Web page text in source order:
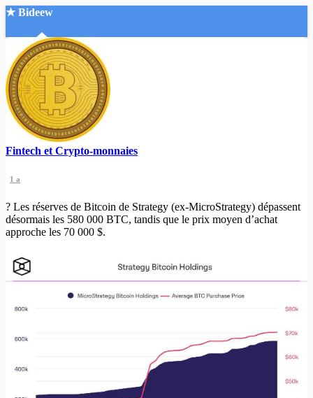
★ Bideew
Accueil
Recherche Avancée
Créer un compte
Mode nuit
Fintech et Crypto-monnaies
1 a
? Les réserves de Bitcoin de Strategy (ex-MicroStrategy) dépassent
désormais les 580 000 BTC, tandis que le prix moyen d’achat
approche les 70 000 $.